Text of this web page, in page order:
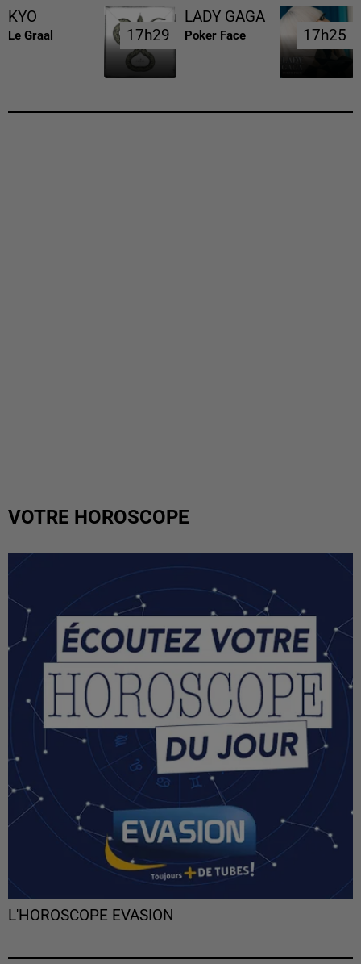
KYO
Le Graal 17h29
17h29
LADY GAGA
Poker Face 17h25
17h25
VOTRE HOROSCOPE
L'HOROSCOPE EVASION